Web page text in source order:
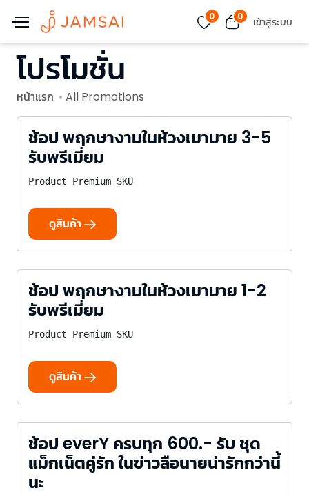
0 0 เข้าสู่ระบบ
โปรโมชั่น
หน้าแรก All Promotions
ช้อป พฤกษางามในห้วงเมามาย 3-5
รับพรีเมี่ยม
Product Premium SKU
ดูสินค้า
ช้อป พฤกษางามในห้วงเมามาย 1-2
รับพรีเมี่ยม
Product Premium SKU
ดูสินค้า
ช้อป everY ครบทุก 600.- รับ ชุด
แม็กเน็ตคู่รัก ในข่าวลือนายน่ารักกว่านี้
นะ